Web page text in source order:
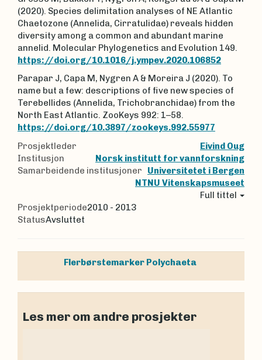
(2020). Species delimitation analyses of NE Atlantic
Chaetozone (Annelida, Cirratulidae) reveals hidden
diversity among a common and abundant marine
annelid. Molecular Phylogenetics and Evolution 149.
https://doi.org/10.1016/j.ympev.2020.106852
Parapar J, Capa M, Nygren A & Moreira J (2020). To
name but a few: descriptions of five new species of
Terebellides (Annelida, Trichobranchidae) from the
North East Atlantic. ZooKeys 992: 1–58.
https://doi.org/10.3897/zookeys.992.55977
Prosjektleder
Eivind Oug
Institusjon
Norsk institutt for vannforskning
Samarbeidende institusjoner
Universitetet i Bergen
NTNU Vitenskapsmuseet
Full tittel
Prosjektperiode2010 - 2013
StatusAvsluttet
Flerbørstemarker Polychaeta
Les mer om andre prosjekter